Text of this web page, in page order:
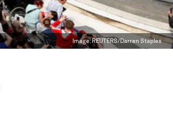
Image:REUTERS/Darren Staples